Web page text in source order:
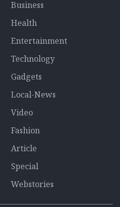
Business
Health
Entertainment
Technology
Gadgets
Local-News
Video
Fashion
Article
Special
Webstories